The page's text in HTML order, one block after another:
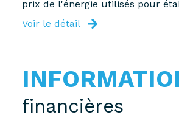
prix de l'énergie utilisés pour
Voir le détail
financières